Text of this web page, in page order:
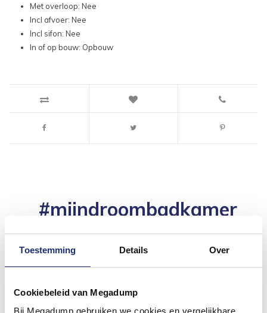
Toestemming Details Over
Cookiebeleid van Megadump
Bij Megadump gebruiken we cookies en vergelijkbare
Met overloop: Nee
Incl afvoer: Nee
Incl sifon: Nee
In of op bouw: Opbouw
#mijndroombadkamer
en tag @megadumpnl. Samen bouwen we een
inspirerende omgeving vol met unieke
badkamerstijlen. Doe je mee?